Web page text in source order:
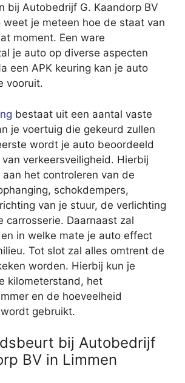
bij Autobedrijf G. Kaandorp BV
weet je meteen hoe de staat van
moment. Een ware
je auto op diverse aspecten
een APK keuring kan je auto
vooruit.
bestaat uit een aantal vaste
je voertuig die gekeurd zullen
wordt je auto beoordeeld
verkeersveiligheid. Hierbij
het controleren van de
schokdempers,
van je stuur, de verlichting
carrosserie. Daarnaast zal
in welke mate je auto effect
Tot slot zal alles omtrent de
worden. Hierbij kun je
kilometerstand, het
en de hoeveelheid
gebruikt.
bij Autobedrijf
BV in Limmen